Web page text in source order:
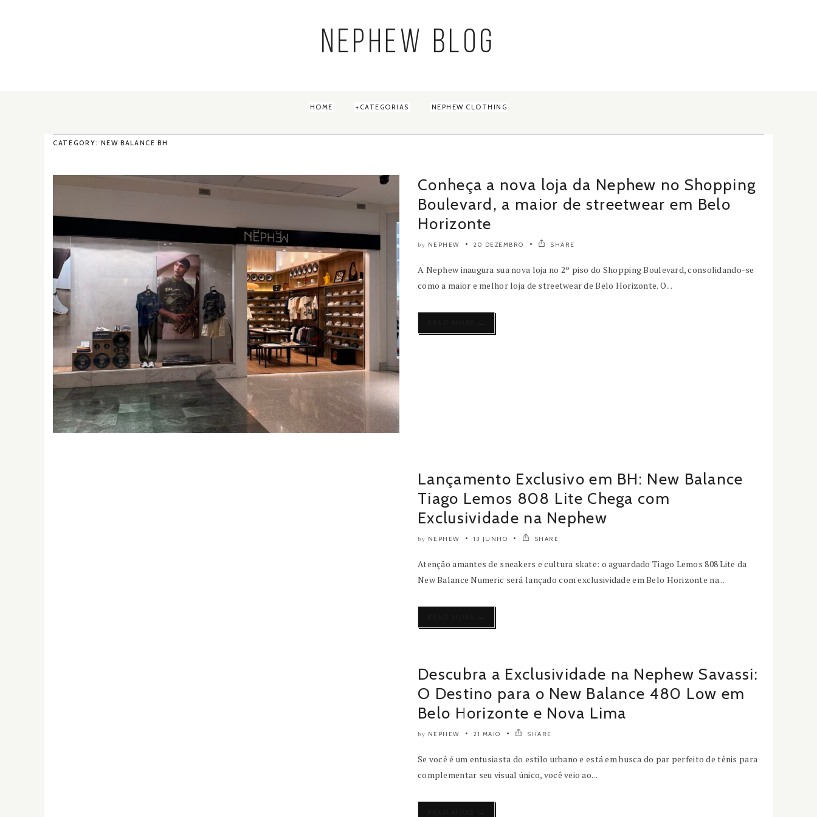
NEPHEW BLOG
HOME CATEGORIAS NEPHEW CLOTHING
CATEGORY: NEW BALANCE BH
Conheça a nova loja da Nephew no Shopping
Boulevard, a maior de streetwear em Belo
Horizonte
by NEPHEW 20 DEZEMBRO SHARE
A Nephew inaugura sua nova loja no 2º piso do Shopping Boulevard, consolidando-se
como a maior e melhor loja de streetwear de Belo Horizonte. O...
Lançamento Exclusivo em BH: New Balance
Tiago Lemos 808 Lite Chega com
Exclusividade na Nephew
by NEPHEW 13 JUNHO SHARE
Atenção amantes de sneakers e cultura skate: o aguardado Tiago Lemos 808 Lite da
New Balance Numeric será lançado com exclusividade em Belo Horizonte na...
Descubra a Exclusividade na Nephew Savassi:
O Destino para o New Balance 480 Low em
Belo Horizonte e Nova Lima
by NEPHEW 21 MAIO SHARE
Se você é um entusiasta do estilo urbano e está em busca do par perfeito de tênis para
complementar seu visual único, você veio ao...